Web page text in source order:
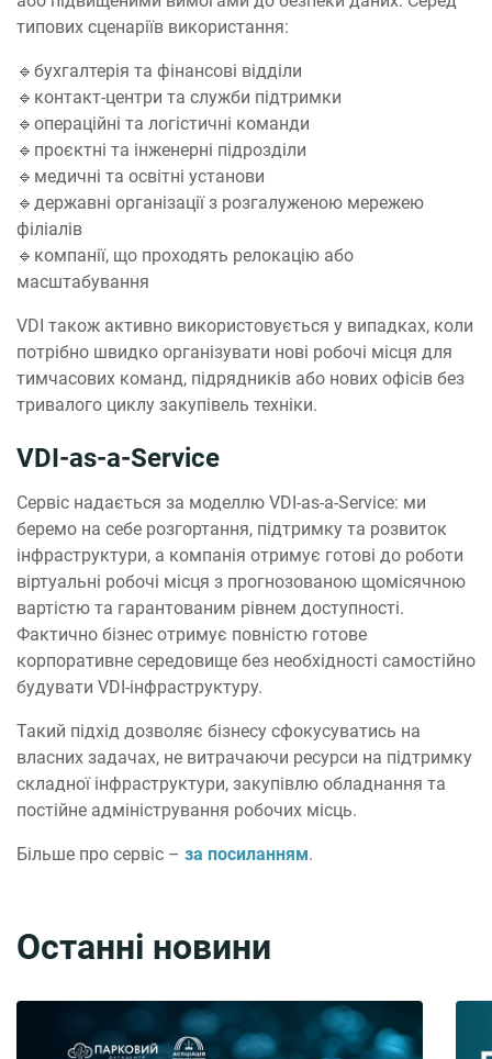
типових сценаріїв використання:
🔹бухгалтерія та фінансові відділи
🔹контакт-центри та служби підтримки
🔹операційні та логістичні команди
🔹проєктні та інженерні підрозділи
🔹медичні та освітні установи
🔹державні організації з розгалуженою мережею
філіалів
🔹компанії, що проходять релокацію або
масштабування
VDI також активно використовується у випадках, коли
потрібно швидко організувати нові робочі місця для
тимчасових команд, підрядників або нових офісів без
тривалого циклу закупівель техніки.
VDI-as-a-Service
Сервіс надається за моделлю VDI-as-a-Service: ми
беремо на себе розгортання, підтримку та розвиток
інфраструктури, а компанія отримує готові до роботи
віртуальні робочі місця з прогнозованою щомісячною
вартістю та гарантованим рівнем доступності.
Фактично бізнес отримує повністю готове
корпоративне середовище без необхідності самостійно
будувати VDI-інфраструктуру.
Такий підхід дозволяє бізнесу сфокусуватись на
власних задачах, не витрачаючи ресурси на підтримку
складної інфраструктури, закупівлю обладнання та
постійне адміністрування робочих місць.
Більше про сервіс – за посиланням.
Останні новини